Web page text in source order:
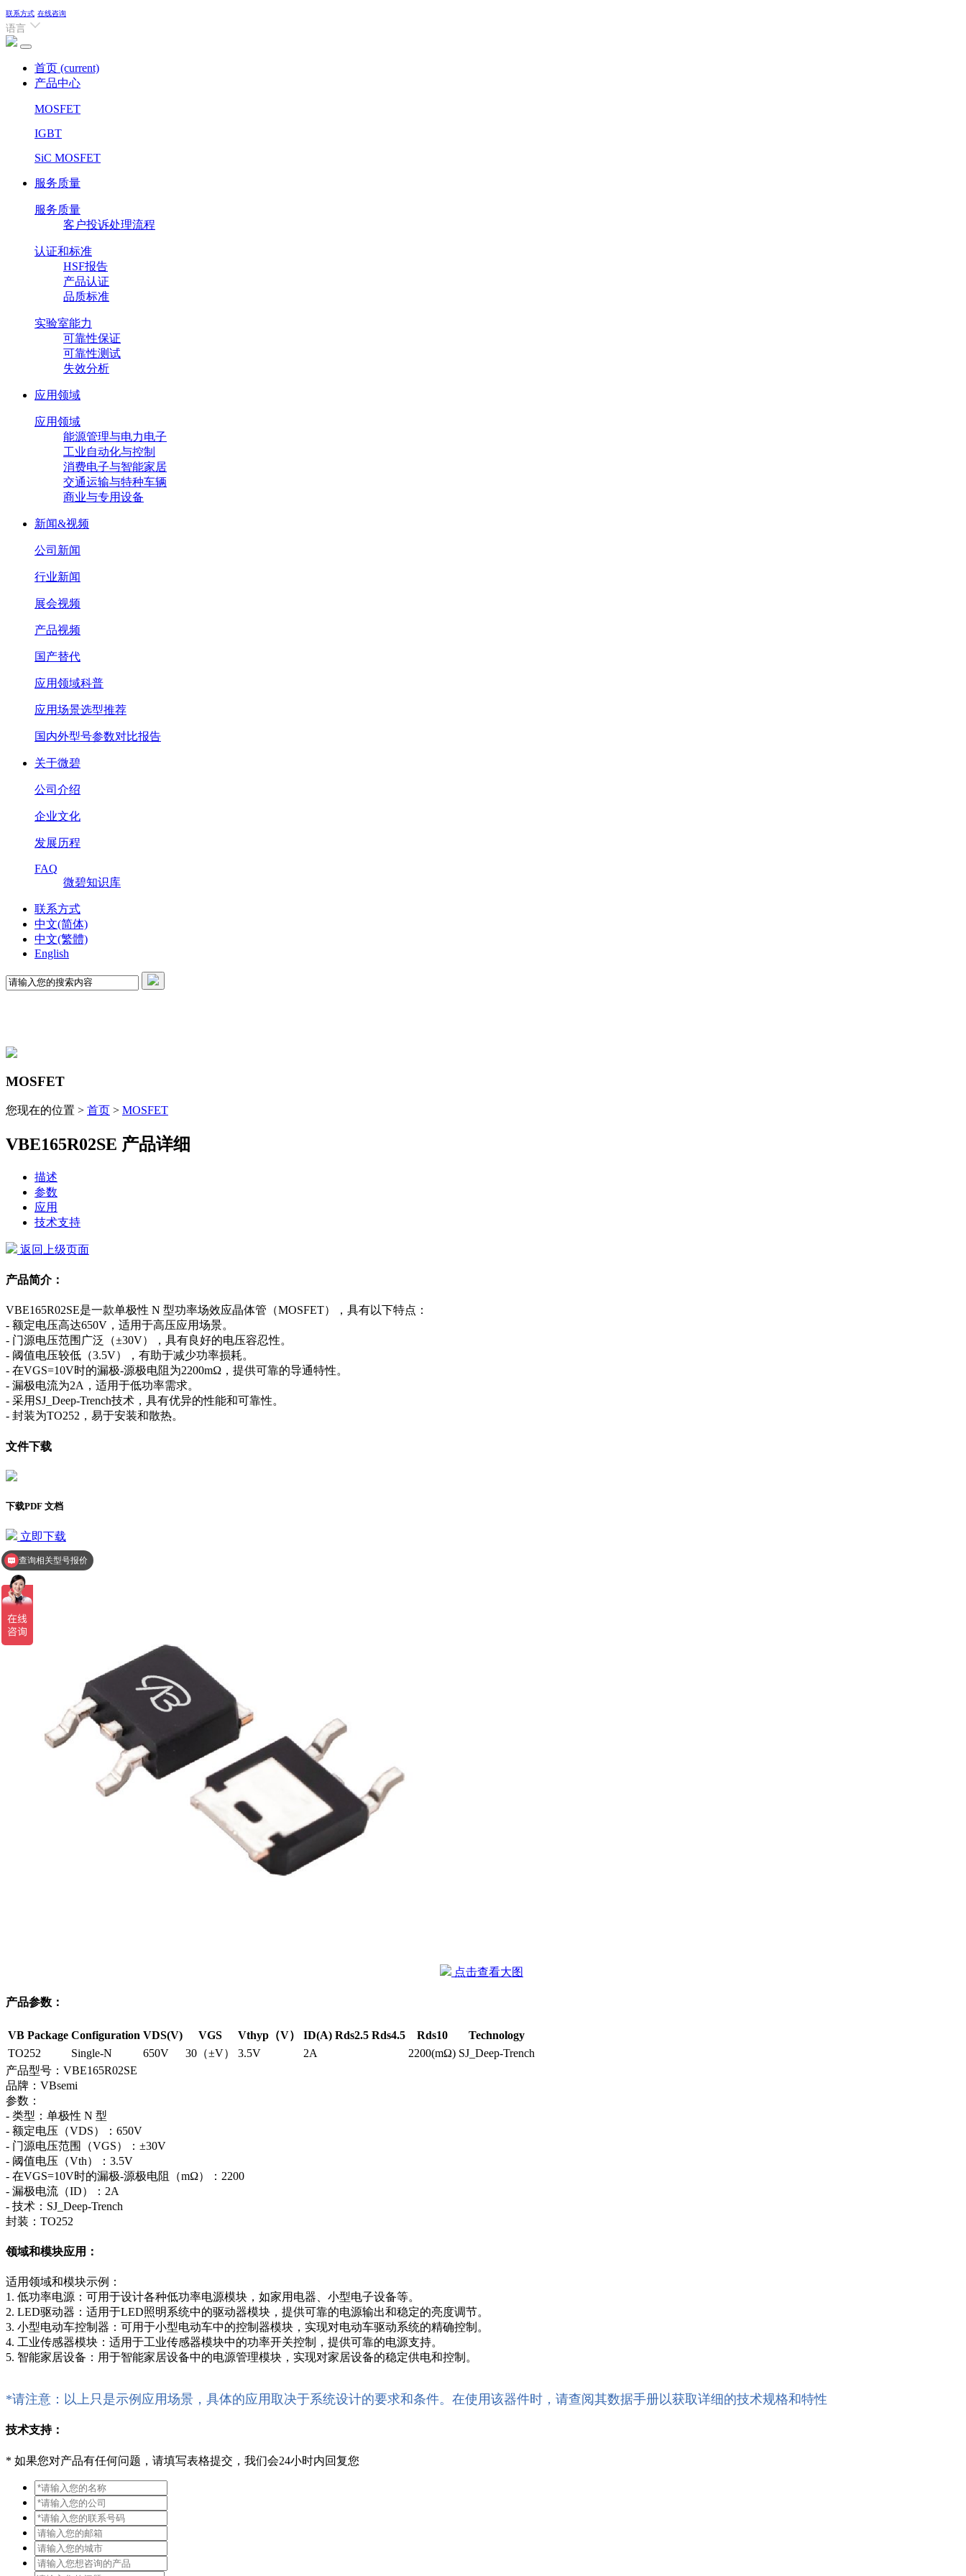
联系方式 在线咨询
语言
首页 (current)
产品中心
MOSFET
IGBT
SiC MOSFET
服务质量
服务质量
客户投诉处理流程
认证和标准
HSF报告
产品认证
品质标准
实验室能力
可靠性保证
可靠性测试
失效分析
应用领域
应用领域
能源管理与电力电子
工业自动化与控制
消费电子与智能家居
交通运输与特种车辆
商业与专用设备
新闻&视频
公司新闻
行业新闻
展会视频
产品视频
国产替代
应用领域科普
应用场景选型推荐
国内外型号参数对比报告
关于微碧
公司介绍
企业文化
发展历程
FAQ
微碧知识库
联系方式
中文(简体)
中文(繁體)
English
MOSFET
您现在的位置 > 首页 > MOSFET
VBE165R02SE 产品详细
描述
参数
应用
技术支持
返回上级页面
产品简介：
VBE165R02SE是一款单极性 N 型功率场效应晶体管（MOSFET），具有以下特点：
- 额定电压高达650V，适用于高压应用场景。
- 门源电压范围广泛（±30V），具有良好的电压容忍性。
- 阈值电压较低（3.5V），有助于减少功率损耗。
- 在VGS=10V时的漏极-源极电阻为2200mΩ，提供可靠的导通特性。
- 漏极电流为2A，适用于低功率需求。
- 采用SJ_Deep-Trench技术，具有优异的性能和可靠性。
- 封装为TO252，易于安装和散热。
文件下载
下载PDF 文档
立即下载
点击查看大图
产品参数：
VB Package Configuration VDS(V) VGS Vthyp（V） ID(A) Rds2.5 Rds4.5 Rds10
Technology
TO252
Single-N 650V 30（±V） 3.5V 2A 2200(mΩ) SJ_Deep-Trench
产品型号：VBE165R02SE
品牌：VBsemi
参数：
- 类型：单极性 N 型
- 额定电压（VDS）：650V
- 门源电压范围（VGS）：±30V
- 阈值电压（Vth）：3.5V
- 在VGS=10V时的漏极-源极电阻（mΩ）：2200
- 漏极电流（ID）：2A
- 技术：SJ_Deep-Trench
封装：TO252
领域和模块应用：
适用领域和模块示例：
1. 低功率电源：可用于设计各种低功率电源模块，如家用电器、小型电子设备等。
2. LED驱动器：适用于LED照明系统中的驱动器模块，提供可靠的电源输出和稳定的亮度调节。
3. 小型电动车控制器：可用于小型电动车中的控制器模块，实现对电动车驱动系统的精确控制。
4. 工业传感器模块：适用于工业传感器模块中的功率开关控制，提供可靠的电源支持。
5. 智能家居设备：用于智能家居设备中的电源管理模块，实现对家居设备的稳定供电和控制。
*请注意：以上只是示例应用场景，具体的应用取决于系统设计的要求和条件。在使用该器件时，请查阅其数据手册以获取详细的技术规格和特性
技术支持：
* 如果您对产品有任何问题，请填写表格提交，我们会24小时内回复您
查询相关型号报价